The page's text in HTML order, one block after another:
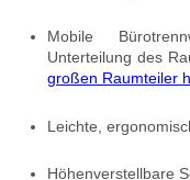
Mobile
Unterteilung des
großen Raumteiler
Leichte,
Höhenverstellbare